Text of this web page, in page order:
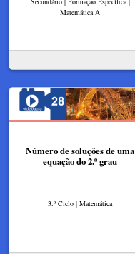
Matemática A
Número de soluções de uma
equação do 2.º grau​
3.º Ciclo | Matemática